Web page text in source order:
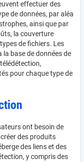
effectuer des
de données, par aléa
ainsi que par
la couverture
de fichiers. Les
base de données de
télédétection,
pour chaque type de
ont besoin de
des produits
des liens et des
y compris des